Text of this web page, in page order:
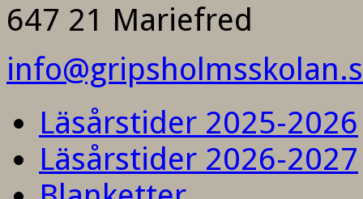
647 21 Mariefred
Läsårstider 2025-2026
Läsårstider 2026-2027